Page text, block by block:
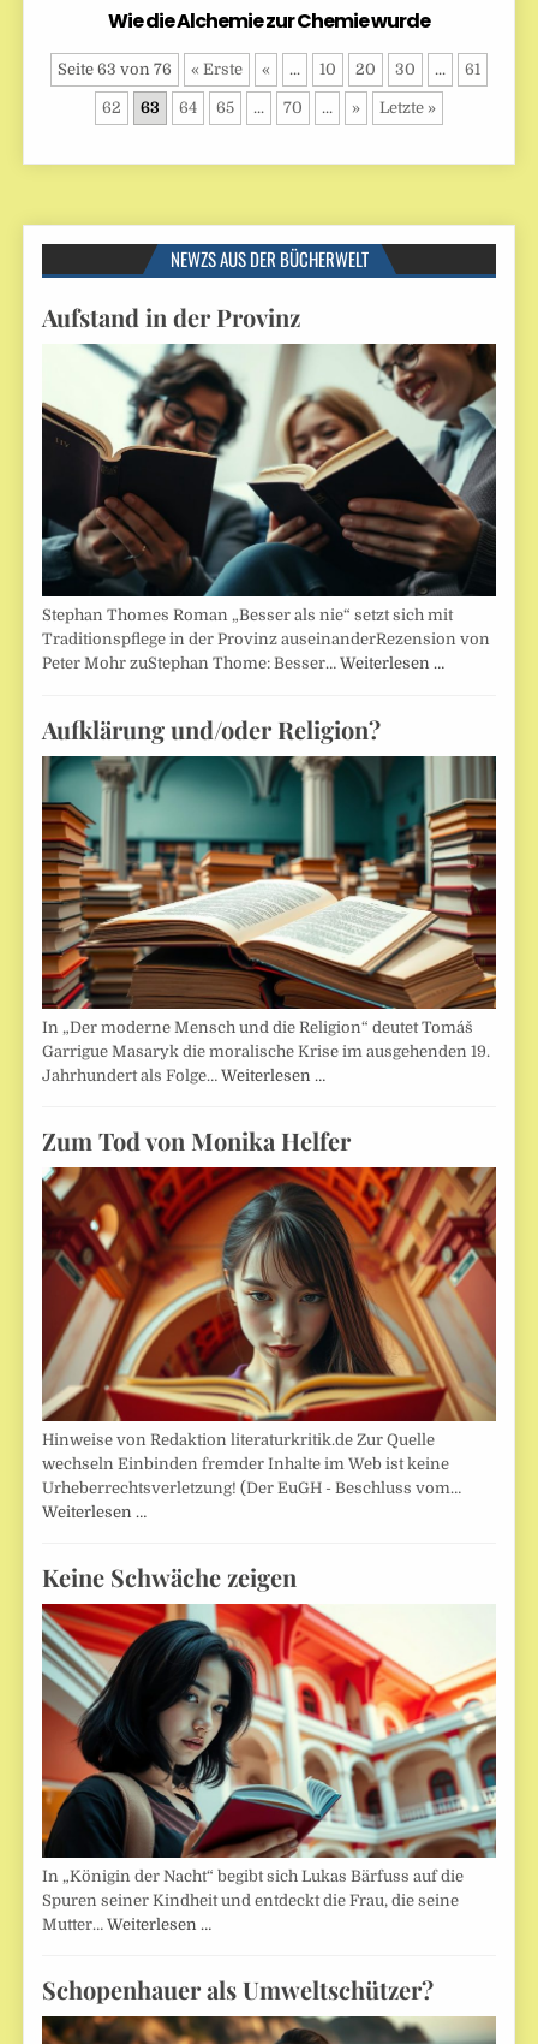
Wie die Alchemie zur Chemie wurde
Seite 63 von 76 « Erste « ... 10 20 30 ... 61
62 63 64 65 ... 70 ... » Letzte »
NEWZS AUS DER BÜCHERWELT
Aufstand in der Provinz
Stephan Thomes Roman „Besser als nie“ setzt sich mit
Traditionspflege in der Provinz auseinanderRezension von
Peter Mohr zuStephan Thome: Besser…Weiterlesen …
Aufklärung und/oder Religion?
In „Der moderne Mensch und die Religion“ deutet Tomáš
Garrigue Masaryk die moralische Krise im ausgehenden 19.
Jahrhundert als Folge…Weiterlesen …
Zum Tod von Monika Helfer
Hinweise von Redaktion literaturkritik.de Zur Quelle
wechseln Einbinden fremder Inhalte im Web ist keine
Urheberrechtsverletzung! (Der EuGH - Beschluss vom…
Weiterlesen …
Keine Schwäche zeigen
In „Königin der Nacht“ begibt sich Lukas Bärfuss auf die
Spuren seiner Kindheit und entdeckt die Frau, die seine
Mutter…Weiterlesen …
Schopenhauer als Umweltschützer?